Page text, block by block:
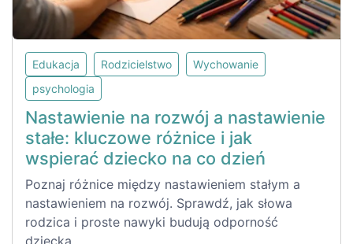
Edukacja Rodzicielstwo
Wychowanie
psychologia
Nastawienie na rozwój a nastawienie
stałe: kluczowe różnice i jak
wspierać dziecko na co dzień
Poznaj różnice między nastawieniem stałym a
nastawieniem na rozwój. Sprawdź, jak słowa
rodzica i proste nawyki budują odporność
dziecka.